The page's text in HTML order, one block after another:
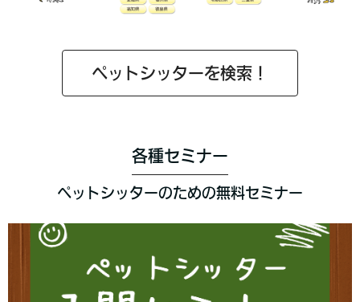
ペットシッターを検索！
各種セミナー
ペットシッターのための無料セミナー